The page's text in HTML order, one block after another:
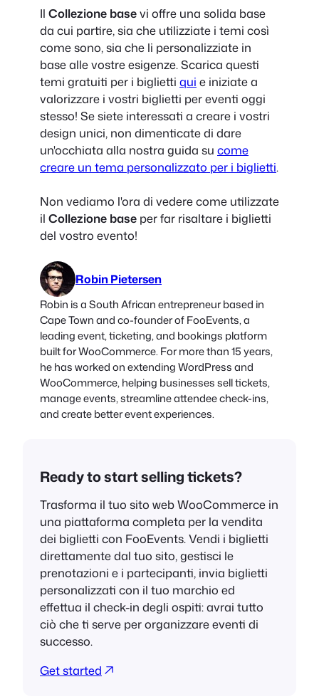
Il Collezione basevi offre una solida base
da cui partire, sia che utilizziate i temi così
come sono, sia che li personalizziate in
base alle vostre esigenze. Scarica questi
temi gratuiti per i biglietti qui e iniziate a
valorizzare i vostri biglietti per eventi oggi
stesso! Se siete interessati a creare i vostri
design unici, non dimenticate di dare
un'occhiata alla nostra guida su come
creare un tema personalizzato per i biglietti.
Non vediamo l'ora di vedere come utilizzate
il Collezione base per far risaltare i biglietti
del vostro evento!
Robin Pietersen
Robin is a South African entrepreneur based in
Cape Town and co-founder of FooEvents, a
leading event, ticketing, and bookings platform
built for WooCommerce. For more than 15 years,
he has worked on extending WordPress and
WooCommerce, helping businesses sell tickets,
manage events, streamline attendee check-ins,
and create better event experiences.
Ready to start selling tickets?
Trasforma il tuo sito web WooCommerce in
una piattaforma completa per la vendita
dei biglietti con FooEvents. Vendi i biglietti
direttamente dal tuo sito, gestisci le
prenotazioni e i partecipanti, invia biglietti
personalizzati con il tuo marchio ed
effettua il check-in degli ospiti: avrai tutto
ciò che ti serve per organizzare eventi di
successo.
Get started